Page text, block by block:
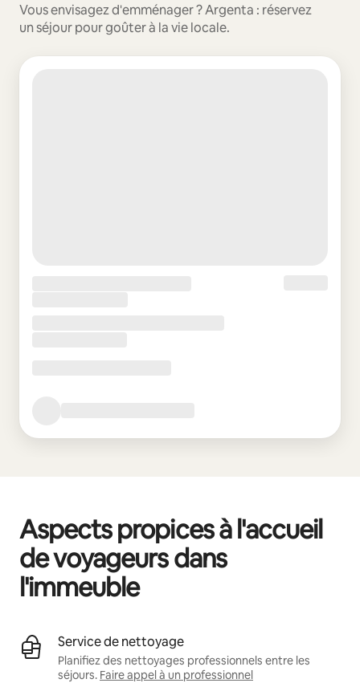
Vous envisagez d'emménager ? Argenta : réservez
un séjour pour goûter à la vie locale.
Aspects propices à l'accueil
de voyageurs dans
l'immeuble
Service de nettoyage
Planifiez des nettoyages professionnels entre les
séjours. Faire appel à un professionnel